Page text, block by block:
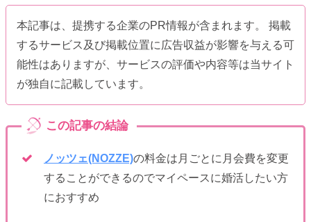
本記事は、提携する企業のPR情報が含まれます。 掲載
するサービス及び掲載位置に広告収益が影響を与える可
能性はありますが、サービスの評価や内容等は当サイト
が独自に記載しています。
ノッツェ(NOZZE)の料金は月ごとに月会費を変更
することができるのでマイペースに婚活したい方
におすすめ